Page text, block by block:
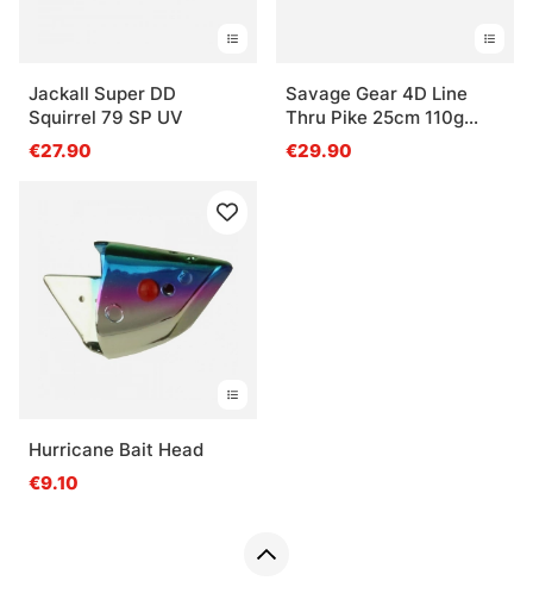
Jackall Super DD
Squirrel 79 SP UV
€27.90
Savage Gear 4D Line
Thru Pike 25cm 110g
Slow Sink
€29.90
Hurricane Bait Head
€9.10